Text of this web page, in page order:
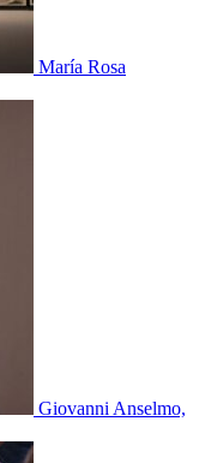
María Rosa
Giovanni Anselmo,